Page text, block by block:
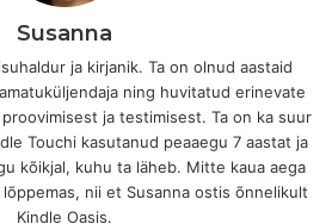
Susanna
ja kirjanik. Ta on olnud aastaid
ning huvitatud erinevate
ja testimisest. Ta on ka suur
Touchi kasutanud peaaegu 7 aastat ja
kõikjal, kuhu ta läheb. Mitte kaua aega
nii et Susanna ostis õnnelikult
Kindle Oasis.